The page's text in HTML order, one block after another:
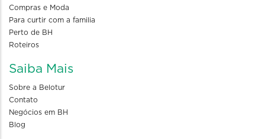
Compras e Moda
Para curtir com a familia
Perto de BH
Roteiros
Saiba Mais
Sobre a Belotur
Contato
Negócios em BH
Blog